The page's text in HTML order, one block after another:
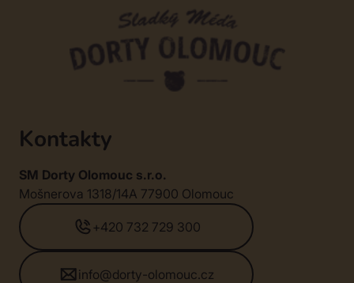
Kontakty
SM Dorty Olomouc s.r.o.
Mošnerova 1318/14A 77900 Olomouc
+420 732 729 300
info@dorty-olomouc.cz